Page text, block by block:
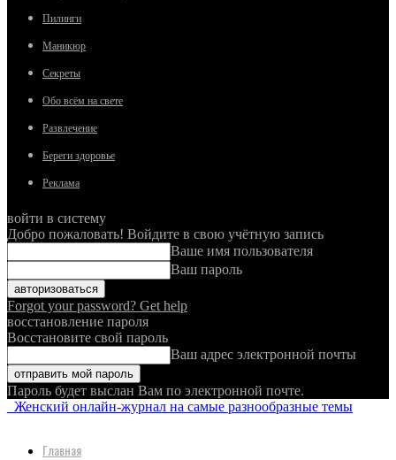
Пилинги
Маникюр
Секреты
Обо всём на свете
Развлечение
Береги здоровье
Реклама
войти в систему
Добро пожаловать! Войдите в свою учётную запись
Ваше имя пользователя
Ваш пароль
Forgot your password? Get help
восстановление пароля
Восстановите свой пароль
Ваш адрес электронной почты
Пароль будет выслан Вам по электронной почте.
Женский онлайн-журнал на самые разнообразные темы
Главная